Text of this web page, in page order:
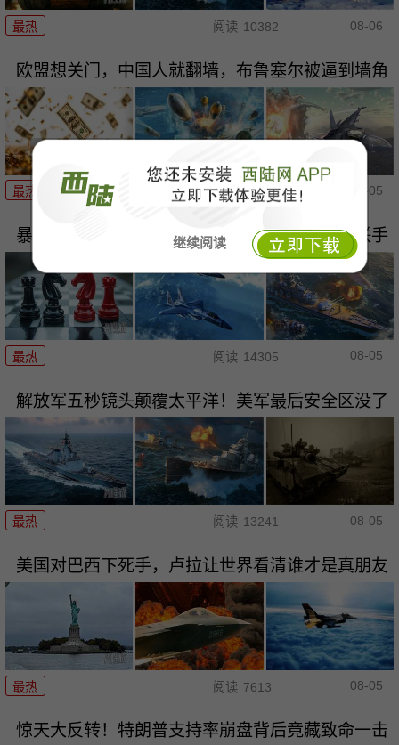
继续阅读
最热 阅读 10382 08-06
欧盟想关门，中国人就翻墙，布鲁塞尔被逼到墙角
最热 阅读 15764 08-05
暴风来袭，这局决不能输，想赢一定要和中国联手
最热 阅读 14305 08-05
解放军五秒镜头颠覆太平洋！美军最后安全区没了
最热 阅读 13241 08-05
美国对巴西下死手，卢拉让世界看清谁才是真朋友
最热 阅读 7613 08-05
惊天大反转！特朗普支持率崩盘背后竟藏致命一击